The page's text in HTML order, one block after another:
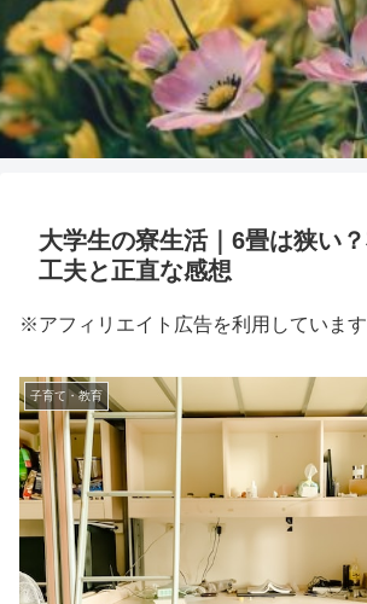
大学生の寮生活｜6畳は狭い
工夫と正直な感想
※アフィリエイト広告を利用しています
子育て・教育